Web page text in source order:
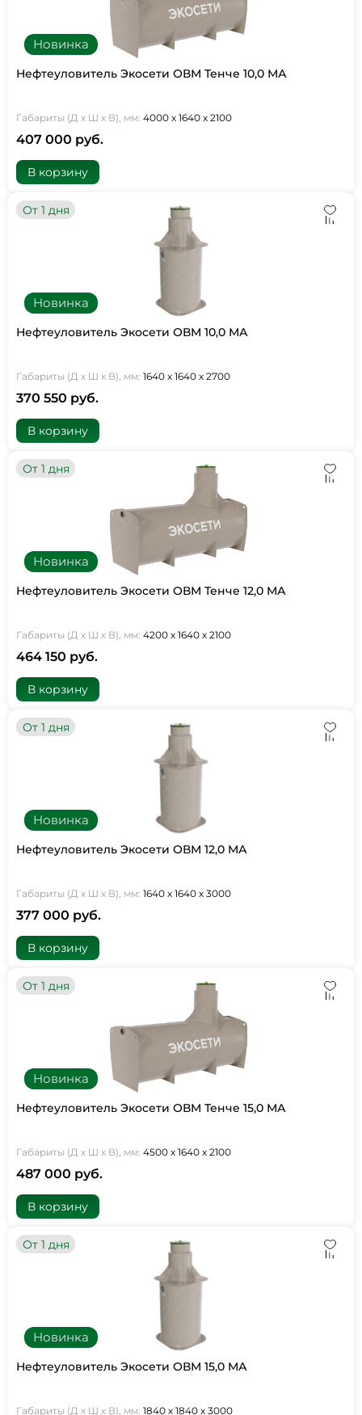
Новинка
Нефтеуловитель Экосети ОВМ Тенче 10,0 МА
Габариты (Д х Ш х В), мм: 4000 х 1640 х 2100
407 000 руб.
В корзину
Новинка
От 1 дня
Нефтеуловитель Экосети ОВМ 10,0 МА
Габариты (Д х Ш х В), мм: 1640 х 1640 х 2700
370 550 руб.
В корзину
Новинка
От 1 дня
Нефтеуловитель Экосети ОВМ Тенче 12,0 МА
Габариты (Д х Ш х В), мм: 4200 х 1640 х 2100
464 150 руб.
В корзину
Новинка
От 1 дня
Нефтеуловитель Экосети ОВМ 12,0 МА
Габариты (Д х Ш х В), мм: 1640 х 1640 х 3000
377 000 руб.
В корзину
Новинка
От 1 дня
Нефтеуловитель Экосети ОВМ Тенче 15,0 МА
Габариты (Д х Ш х В), мм: 4500 х 1640 х 2100
487 000 руб.
В корзину
Новинка
От 1 дня
Нефтеуловитель Экосети ОВМ 15,0 МА
Габариты (Д х Ш х В), мм: 1840 х 1840 х 3000